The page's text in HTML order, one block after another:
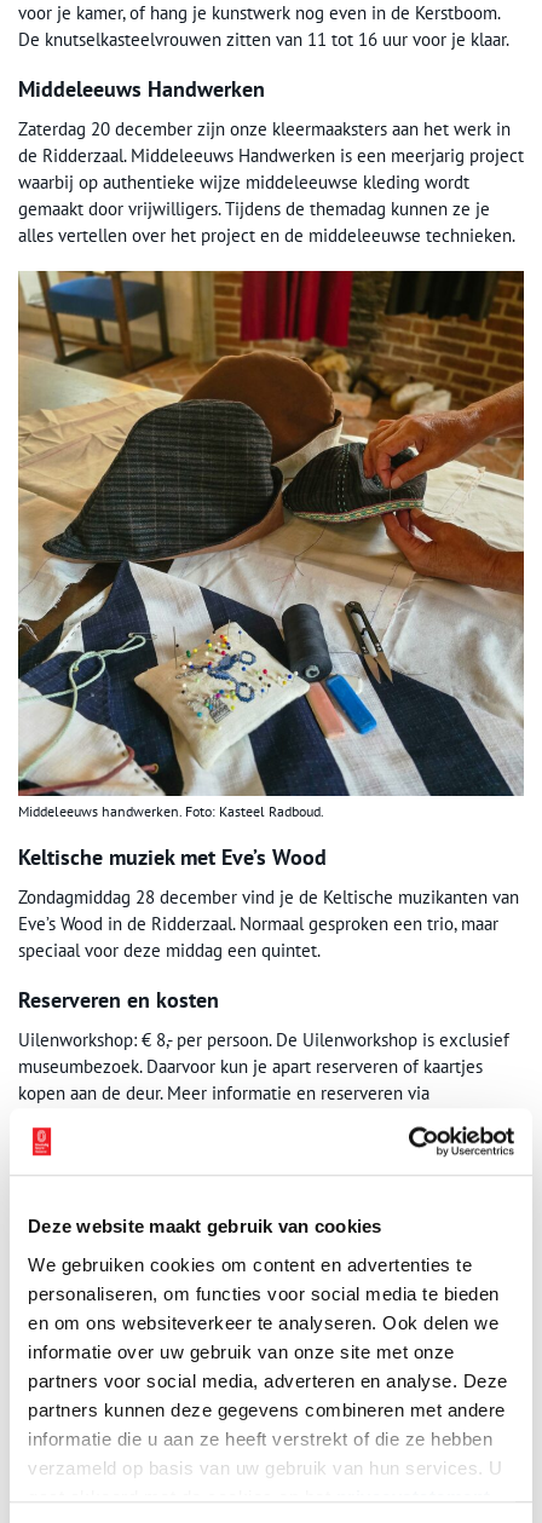
Deze website maakt gebruik van cookies
We gebruiken cookies om content en advertenties te
personaliseren, om functies voor social media te bieden
en om ons websiteverkeer te analyseren. Ook delen we
informatie over uw gebruik van onze site met onze
partners voor social media, adverteren en analyse. Deze
partners kunnen deze gegevens combineren met andere
informatie die u aan ze heeft verstrekt of die ze hebben
verzameld op basis van uw gebruik van hun services. U
voor je kamer, of hang je kunstwerk nog even in de Kerstboom.
De knutselkasteelvrouwen zitten van 11 tot 16 uur voor je klaar.
Middeleeuws Handwerken
Zaterdag 20 december zijn onze kleermaaksters aan het werk in
de Ridderzaal. Middeleeuws Handwerken is een meerjarig project
waarbij op authentieke wijze middeleeuwse kleding wordt
gemaakt door vrijwilligers. Tijdens de themadag kunnen ze je
alles vertellen over het project en de middeleeuwse technieken.
Middeleeuws handwerken. Foto: Kasteel Radboud.
Keltische muziek met Eve’s Wood
Zondagmiddag 28 december vind je de Keltische muzikanten van
Eve’s Wood in de Ridderzaal. Normaal gesproken een trio, maar
speciaal voor deze middag een quintet.
Reserveren en kosten
Uilenworkshop: € 8,- per persoon. De Uilenworkshop is exclusief
museumbezoek. Daarvoor kun je apart reserveren of kaartjes
kopen aan de deur. Meer informatie en reserveren via
weten dat je naar binnen kunt? Boek dan je museumtickets
persoon, kinderen van 5 t/m 12 jaar € 6,50 per kind. Kinderen t/m
4 jaar mogen gratis naar binnen. Heb je een Museumkaart of
Vriendenloterij VIP kaart? Ook dan is de toegang gratis.